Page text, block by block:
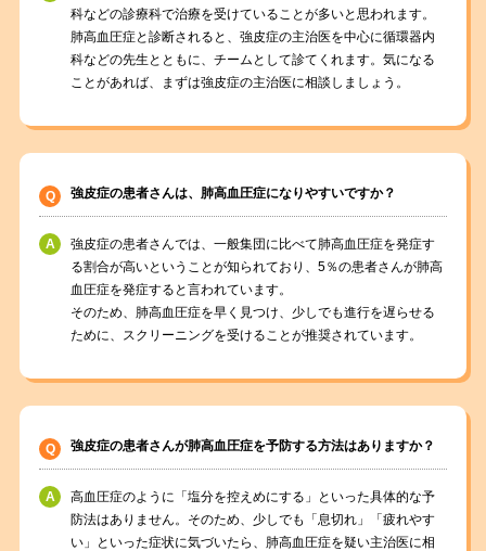
科などの診療科で治療を受けていることが多いと思われます。
肺高血圧症と診断されると、強皮症の主治医を中心に循環器内
科などの先生とともに、チームとして診てくれます。気になる
ことがあれば、まずは強皮症の主治医に相談しましょう。
強皮症の患者さんは、肺高血圧症になりやすいですか？
強皮症の患者さんでは、一般集団に比べて肺高血圧症を発症す
る割合が高いということが知られており、5％の患者さんが肺高
血圧症を発症すると言われています。
そのため、肺高血圧症を早く見つけ、少しでも進行を遅らせる
ために、スクリーニングを受けることが推奨されています。
強皮症の患者さんが肺高血圧症を予防する方法はありますか？
高血圧症のように「塩分を控えめにする」といった具体的な予
防法はありません。そのため、少しでも「息切れ」「疲れやす
い」といった症状に気づいたら、肺高血圧症を疑い主治医に相